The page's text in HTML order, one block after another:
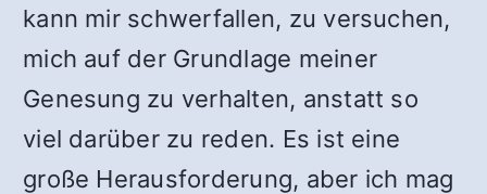
kann mir schwerfallen, zu versuchen,
mich auf der Grundlage meiner
Genesung zu verhalten, anstatt so
viel darüber zu reden. Es ist eine
große Herausforderung, aber ich mag